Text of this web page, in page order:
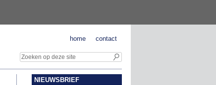
contact
home
NIEUWSBRIEF